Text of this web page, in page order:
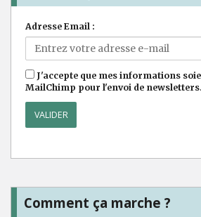
Adresse Email :
J'accepte que mes informations
MailChimp pour l'envoi de newsletters.
Comment ça marche ?